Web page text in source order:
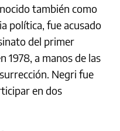
también como
política, fue acusado
del primer
1978, a manos de las
Negri fue
en dos